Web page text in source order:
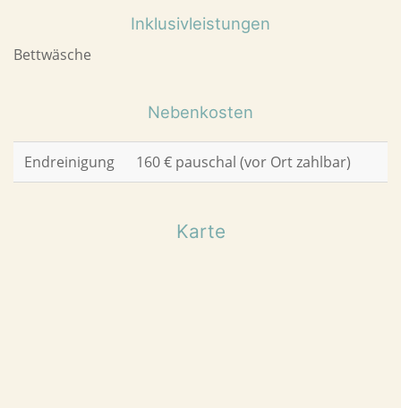
Inklusivleistungen
Bettwäsche
Nebenkosten
Endreinigung 160 € pauschal (vor Ort zahlbar)
Karte